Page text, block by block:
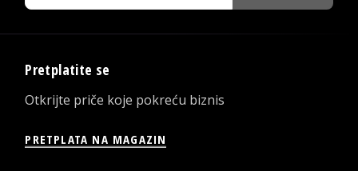
Pretplatite se
Otkrijte priče koje pokreću biznis
PRETPLATA NA MAGAZIN